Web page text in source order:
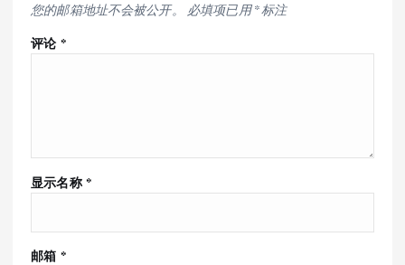
您的邮箱地址不会被公开。 必填项已用*标注
评论 *
显示名称 *
邮箱 *